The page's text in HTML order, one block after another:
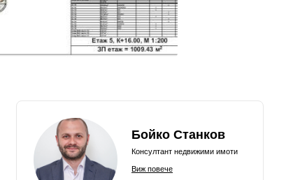
Бойко Станков
Консултант недвижими имоти
Виж повече